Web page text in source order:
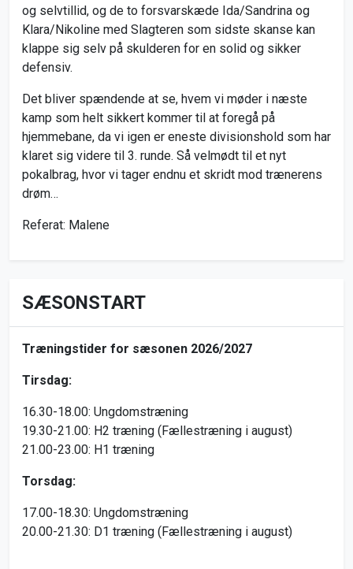
og selvtillid, og de to forsvarskæde Ida/Sandrina og
Klara/Nikoline med Slagteren som sidste skanse kan
klappe sig selv på skulderen for en solid og sikker
defensiv.
Det bliver spændende at se, hvem vi møder i næste
kamp som helt sikkert kommer til at foregå på
hjemmebane, da vi igen er eneste divisionshold som har
klaret sig videre til 3. runde. Så velmødt til et nyt
pokalbrag, hvor vi tager endnu et skridt mod trænerens
drøm…
Referat: Malene
SÆSONSTART
Træningstider for sæsonen 2026/2027
Tirsdag:
16.30-18.00: Ungdomstræning
19.30-21.00: H2 træning (Fællestræning i august)
21.00-23.00: H1 træning
Torsdag:
17.00-18.30: Ungdomstræning
20.00-21.30: D1 træning (Fællestræning i august)